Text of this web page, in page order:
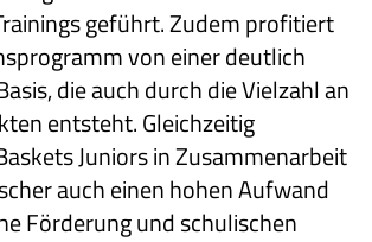
geführt. Zudem profitiert
von einer deutlich
die auch durch die Vielzahl an
entsteht. Gleichzeitig
Juniors in Zusammenarbeit
auch einen hohen Aufwand
Förderung und schulischen